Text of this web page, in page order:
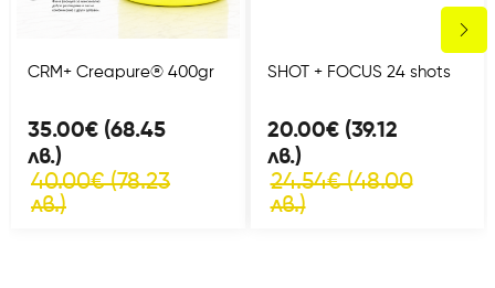
CRM+ Creapure® 400gr
35.00€ (68.45
лв.)
40.00€ (78.23
лв.)
SHOT + FOCUS 24 shots
20.00€ (39.12
лв.)
24.54€ (48.00
лв.)